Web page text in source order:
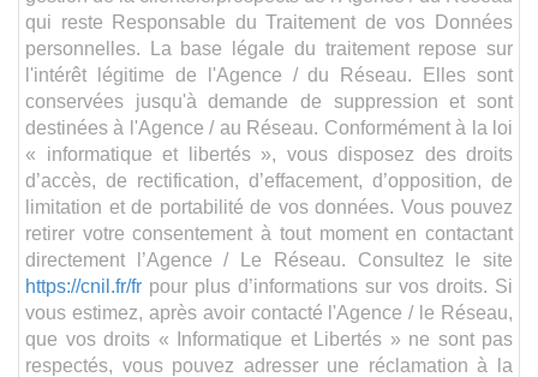
qui reste Responsable du Traitement de vos Données
personnelles. La base légale du traitement repose sur
l'intérêt légitime de l'Agence / du Réseau. Elles sont
conservées jusqu'à demande de suppression et sont
destinées à l'Agence / au Réseau. Conformément à la loi
« informatique et libertés », vous disposez des droits
d’accès, de rectification, d’effacement, d’opposition, de
limitation et de portabilité de vos données. Vous pouvez
retirer votre consentement à tout moment en contactant
directement l’Agence / Le Réseau. Consultez le site
https://cnil.fr/fr pour plus d’informations sur vos droits. Si
vous estimez, après avoir contacté l'Agence / le Réseau,
que vos droits « Informatique et Libertés » ne sont pas
respectés, vous pouvez adresser une réclamation à la